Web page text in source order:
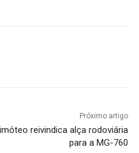
Próximo artigo
reivindica alça rodoviária
para a MG-760